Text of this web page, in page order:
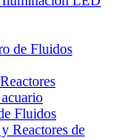
de Fluidos
Fluidos
Reactores de